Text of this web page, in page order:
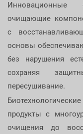
Инновационные
очищающие
с
основы
без нарушения
сохраняя
пересушивание.
продукты с
очищения до